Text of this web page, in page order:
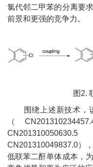
氯代邻二甲苯的分离要
前景和更强的竞争力。
图 2.
围绕上述新技术，
（
CN201310050630.5
CN201310049837.0）
低联苯二酐单体成本，